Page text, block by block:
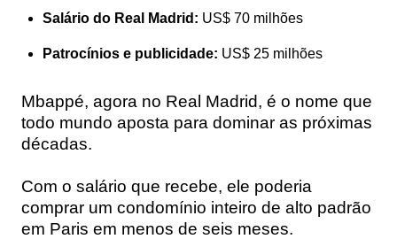
Salário do Real Madrid: US$ 70 milhões
Patrocínios e publicidade: US$ 25 milhões
Mbappé, agora no Real Madrid, é o nome que
todo mundo aposta para dominar as próximas
décadas.
Com o salário que recebe, ele poderia
comprar um condomínio inteiro de alto padrão
em Paris em menos de seis meses.